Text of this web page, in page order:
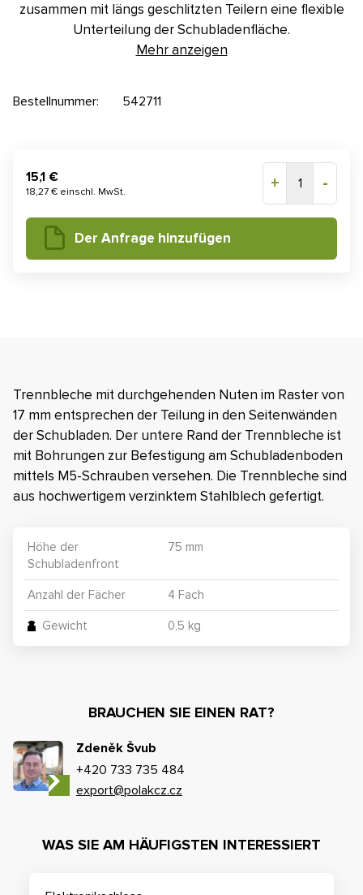
zusammen mit längs geschlitzten Teilern eine flexible
Unterteilung der Schubladenfläche.
Mehr anzeigen
Bestellnummer: 542711
15,1 €
18,27 € einschl. MwSt. + 1 -
Der Anfrage hinzufügen
Trennbleche mit durchgehenden Nuten im Raster von
17 mm entsprechen der Teilung in den Seitenwänden
der Schubladen. Der untere Rand der Trennbleche ist
mit Bohrungen zur Befestigung am Schubladenboden
mittels M5-Schrauben versehen. Die Trennbleche sind
aus hochwertigem verzinktem Stahlblech gefertigt.
Höhe der
Schubladenfront
75 mm
Anzahl der Fächer 4 Fach
Gewicht 0,5 kg
BRAUCHEN SIE EINEN RAT?
Zdeněk Švub
+420 733 735 484
export@polakcz.cz
WAS SIE AM HÄUFIGSTEN INTERESSIERT